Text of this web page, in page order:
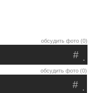
обсудить фото (0)
.
#
обсудить фото (0)
.
#